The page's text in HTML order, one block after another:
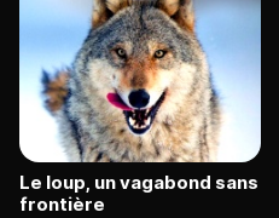
Le loup, un vagabond sans
frontière